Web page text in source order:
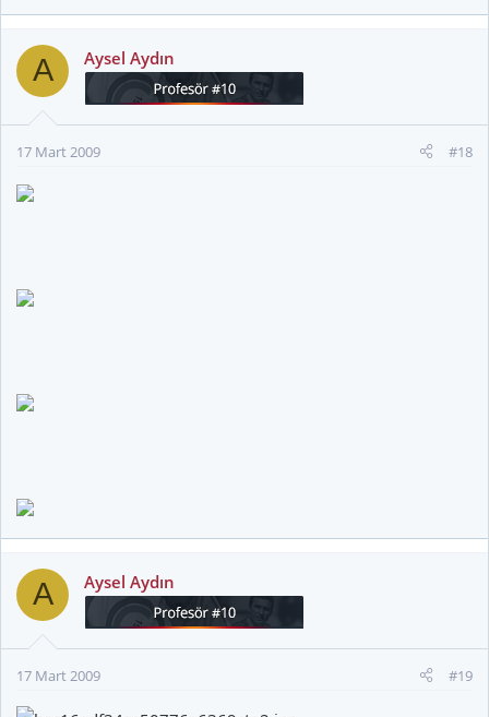
A Aysel Aydın
17 Mart 2009 #18
A Aysel Aydın
17 Mart 2009 #19